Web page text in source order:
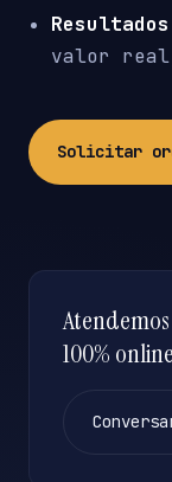
valor
Solicitar
100%